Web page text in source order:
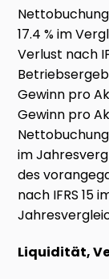
17.4 % im
Verlust nach
Gewinn pro
Gewinn pro
im
des
nach IFRS 15
Liquidität,